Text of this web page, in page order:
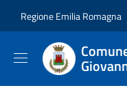
Regione Emilia Romagna